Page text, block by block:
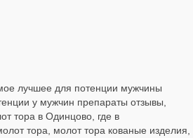
лучшее для потенции мужчины
у мужчин препараты отзывы,
тора в Одинцово, где в
тора, молот тора кованые изделия,